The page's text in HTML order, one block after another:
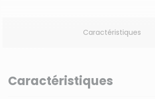
Caractéristiques
Caractéristiques